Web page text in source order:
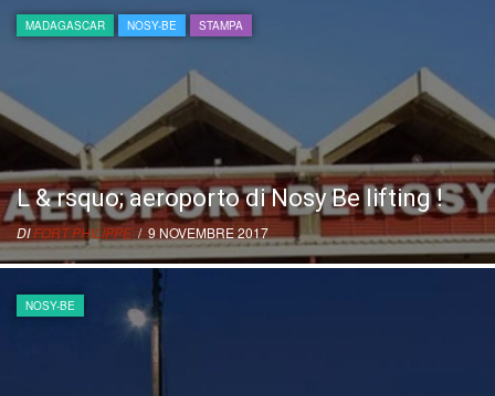
MADAGASCAR NOSY-BE STAMPA
L & rsquo; aeroporto di Nosy Be lifting !
DIFORT PHILIPPE/ 9 NOVEMBRE 2017
NOSY-BE